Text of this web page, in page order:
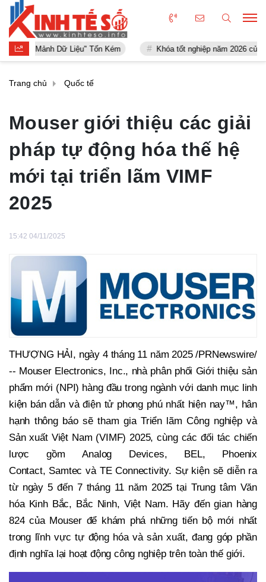
Dữ Liệu" Tốn Kém Khóa tốt nghiệp năm 2026 của ISHCMC
Trang chủ Quốc tế
Mouser giới thiệu các giải
pháp tự động hóa thế hệ
mới tại triển lãm VIMF
2025
15:42 04/11/2025
THƯỢNG HẢI, ngày 4 tháng 11 năm 2025 /PRNewswire/
-- Mouser Electronics, Inc., nhà phân phối Giới thiệu sản
phẩm mới (NPI) hàng đầu trong ngành với danh mục linh
kiện bán dẫn và điện tử phong phú nhất hiện nay™, hân
hạnh thông báo sẽ tham gia Triển lãm Công nghiệp và
Sản xuất Việt Nam (VIMF) 2025, cùng các đối tác chiến
lược gồm Analog Devices, BEL, Phoenix
Contact, Samtec và TE Connectivity. Sự kiện sẽ diễn ra
từ ngày 5 đến 7 tháng 11 năm 2025 tại Trung tâm Văn
hóa Kinh Bắc, Bắc Ninh, Việt Nam. Hãy đến gian hàng
824 của Mouser để khám phá những tiến bộ mới nhất
trong lĩnh vực tự động hóa và sản xuất, đang góp phần
định nghĩa lại hoạt động công nghiệp trên toàn thế giới.